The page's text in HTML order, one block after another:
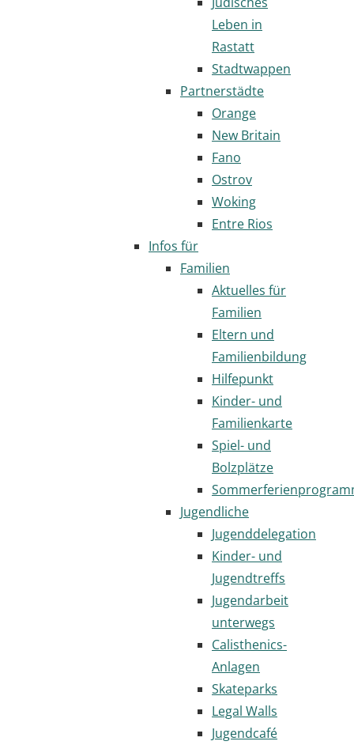
Leben in
Rastatt
Stadtwappen
Partnerstädte
Orange
New Britain
Fano
Ostrov
Woking
Entre Rios
Infos für
Familien
Aktuelles für
Familien
Eltern und
Familienbildung
Hilfepunkt
Kinder- und
Familienkarte
Spiel- und
Bolzplätze
Jugendliche
Jugenddelegation
Kinder- und
Jugendtreffs
Jugendarbeit
unterwegs
Calisthenics-
Anlagen
Skateparks
Legal Walls
Jugendcafé